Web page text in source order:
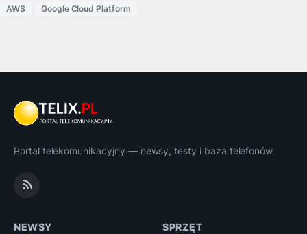
AWS Google Cloud Platform
Portal telekomunikacyjny — newsy, testy i baza telefonów.
NEWSY SPRZĘT